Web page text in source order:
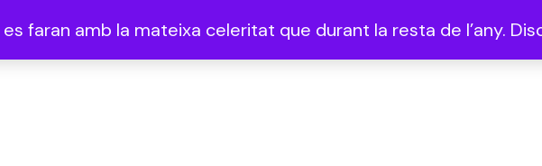
faran amb la mateixa celeritat que durant la resta de l’any.